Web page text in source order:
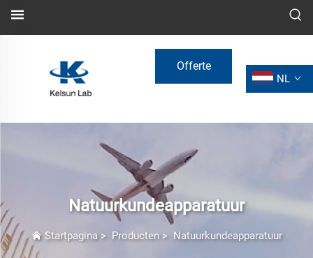
Offerte
NL
Natuurkundeapparatuur
Startpagina> Producten> Natuurkundeapparatuur